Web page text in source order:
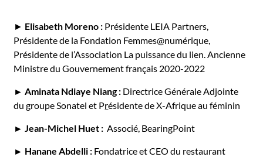
► Elisabeth Moreno : Présidente LEIA Partners,
Présidente de la Fondation Femmes@numérique,
Présidente de l’Association La puissance du lien. Ancienne
Ministre du Gouvernement français 2020-2022
► Aminata Ndiaye Niang : Directrice Générale Adjointe
du groupe Sonatel et Présidente de X-Afrique au féminin
► Jean-Michel Huet :Associé, BearingPoint
► Hanane Abdelli : Fondatrice et CEO du restaurant